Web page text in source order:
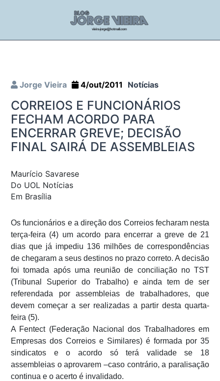
Jorge Vieira 4/out/2011 Notícias
CORREIOS E FUNCIONÁRIOS
FECHAM ACORDO PARA
ENCERRAR GREVE; DECISÃO
FINAL SAIRÁ DE ASSEMBLEIAS
Maurício Savarese
Do UOL Notícias
Em Brasília
Os funcionários e a direção dos Correios fecharam nesta
terça-feira (4) um acordo para encerrar a greve de 21
dias que já impediu 136 milhões de correspondências
de chegaram a seus destinos no prazo correto. A decisão
foi tomada após uma reunião de conciliação no TST
(Tribunal Superior do Trabalho) e ainda tem de ser
referendada por assembleias de trabalhadores, que
devem começar a ser realizadas a partir desta quarta-
feira (5).
A Fentect (Federação Nacional dos Trabalhadores em
Empresas dos Correios e Similares) é formada por 35
sindicatos e o acordo só terá validade se 18
assembleias o aprovarem –caso contrário, a paralisação
continua e o acerto é invalidado.